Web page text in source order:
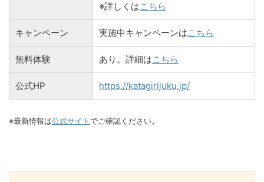
※詳しくはこちら
キャンペーン 実施中キャンペーンはこちら
無料体験 あり。詳細はこちら
公式HP https://katagirijuku.jp/
※最新情報は公式サイト でご確認ください。